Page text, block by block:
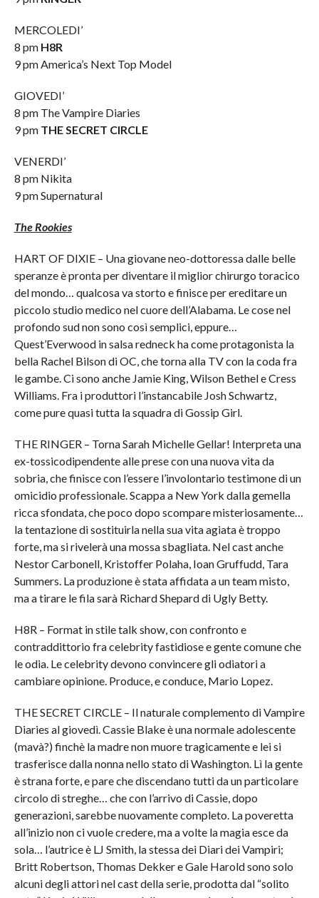
MERCOLEDI’
8 pm H8R
9 pm America’s Next Top Model
GIOVEDI’
8 pm The Vampire Diaries
9 pm THE SECRET CIRCLE
VENERDI’
8 pm Nikita
9 pm Supernatural
The Rookies
HART OF DIXIE – Una giovane neo-dottoressa dalle belle
speranze è pronta per diventare il miglior chirurgo toracico
del mondo… qualcosa va storto e finisce per ereditare un
piccolo studio medico nel cuore dell’Alabama. Le cose nel
profondo sud non sono così semplici, eppure…
Quest’Everwood in salsa redneck ha come protagonista la
bella Rachel Bilson di OC, che torna alla TV con la coda fra
le gambe. Ci sono anche Jamie King, Wilson Bethel e Cress
Williams. Fra i produttori l’instancabile Josh Schwartz,
come pure quasi tutta la squadra di Gossip Girl.
THE RINGER – Torna Sarah Michelle Gellar! Interpreta una
ex-tossicodipendente alle prese con una nuova vita da
sobria, che finisce con l’essere l’involontario testimone di un
omicidio professionale. Scappa a New York dalla gemella
ricca sfondata, che poco dopo scompare misteriosamente…
la tentazione di sostituirla nella sua vita agiata è troppo
forte, ma si rivelerà una mossa sbagliata. Nel cast anche
Nestor Carbonell, Kristoffer Polaha, Ioan Gruffudd, Tara
Summers. La produzione è stata affidata a un team misto,
ma a tirare le fila sarà Richard Shepard di Ugly Betty.
H8R – Format in stile talk show, con confronto e
contraddittorio fra celebrity fastidiose e gente comune che
le odia. Le celebrity devono convincere gli odiatori a
cambiare opinione. Produce, e conduce, Mario Lopez.
THE SECRET CIRCLE – Il naturale complemento di Vampire
Diaries al giovedì. Cassie Blake è una normale adolescente
(mavà?) finchè la madre non muore tragicamente e lei si
trasferisce dalla nonna nello stato di Washington. Lì la gente
è strana forte, e pare che discendano tutti da un particolare
circolo di streghe… che con l’arrivo di Cassie, dopo
generazioni, sarebbe nuovamente completo. La poveretta
all’inizio non ci vuole credere, ma a volte la magia esce da
sola… l’autrice è LJ Smith, la stessa dei Diari dei Vampiri;
Britt Robertson, Thomas Dekker e Gale Harold sono solo
alcuni degli attori nel cast della serie, prodotta dal “solito